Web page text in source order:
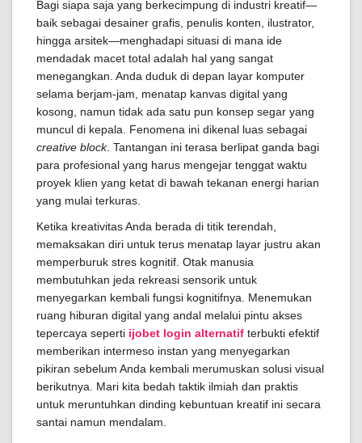
Bagi siapa saja yang berkecimpung di industri kreatif—
baik sebagai desainer grafis, penulis konten, ilustrator,
hingga arsitek—menghadapi situasi di mana ide
mendadak macet total adalah hal yang sangat
menegangkan. Anda duduk di depan layar komputer
selama berjam-jam, menatap kanvas digital yang
kosong, namun tidak ada satu pun konsep segar yang
muncul di kepala. Fenomena ini dikenal luas sebagai
creative block. Tantangan ini terasa berlipat ganda bagi
para profesional yang harus mengejar tenggat waktu
proyek klien yang ketat di bawah tekanan energi harian
yang mulai terkuras.
Ketika kreativitas Anda berada di titik terendah,
memaksakan diri untuk terus menatap layar justru akan
memperburuk stres kognitif. Otak manusia
membutuhkan jeda rekreasi sensorik untuk
menyegarkan kembali fungsi kognitifnya. Menemukan
ruang hiburan digital yang andal melalui pintu akses
tepercaya seperti ijobet login alternatif terbukti efektif
memberikan intermeso instan yang menyegarkan
pikiran sebelum Anda kembali merumuskan solusi visual
berikutnya. Mari kita bedah taktik ilmiah dan praktis
untuk meruntuhkan dinding kebuntuan kreatif ini secara
santai namun mendalam.